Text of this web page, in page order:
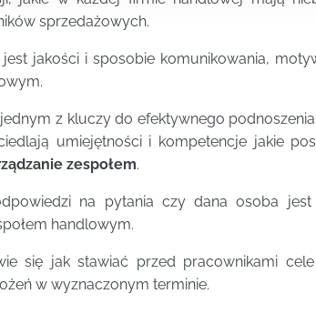
sprzedażowych.
jakości i sposobie komunikowania,
z kluczy do efektywnego
umiejętności i kompetencje jakie
zespołem.
na pytania czy dana osoba
handlowym.
się jak stawiać przed pracownikami
w wyznaczonym terminie.